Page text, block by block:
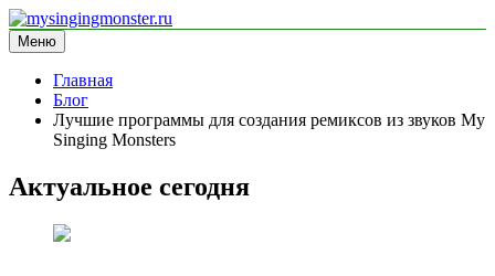
Перейти
к
содержимому
mysingingmonster.ru
информационный сайт
Меню
Главная
Блог
Лучшие программы для создания ремиксов из звуков My
Singing Monsters
Актуальное сегодня